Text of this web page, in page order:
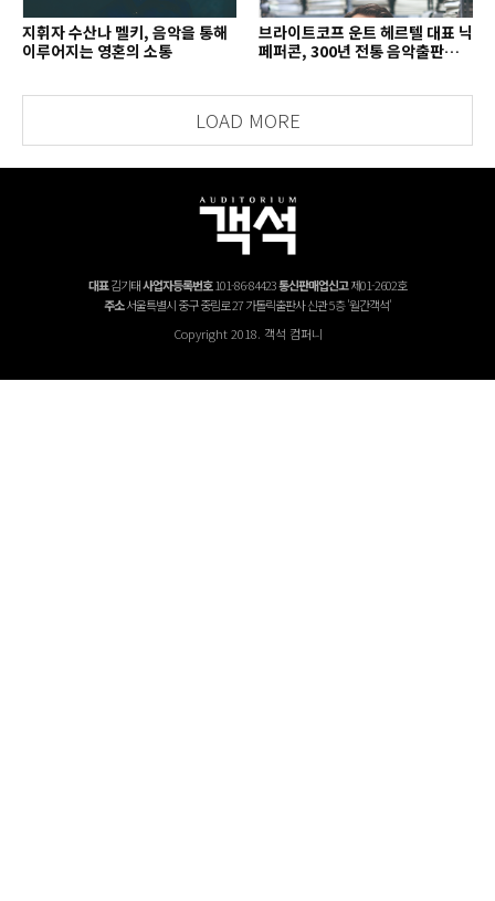
지휘자 수산나 멜키, 음악을 통해
이루어지는 영혼의 소통
브라이트코프 운트 헤르텔 대표 닉
페퍼콘, 300년 전통 음악출판사의
LOAD MORE
대표김기태사업자등록번호101-86-84423통신판매업신고제01-2602호
주소서울특별시 중구 중림로 27 가톨릭출판사 신관 5층 '월간객석'
Copyright 2018. 객석 컴퍼니